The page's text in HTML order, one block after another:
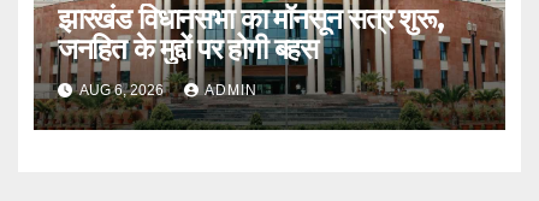
झारखंड विधानसभा का मॉनसून सत्र शुरू,
जनहित के मुद्दों पर होगी बहस
AUG 6, 2026 ADMIN